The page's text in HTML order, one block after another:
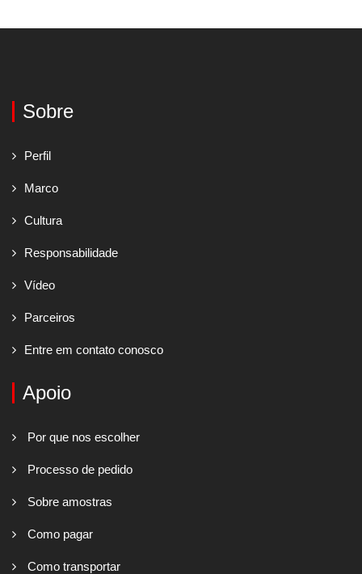
Sobre
Perfil
Marco
Cultura
Responsabilidade
Vídeo
Parceiros
Entre em contato conosco
Apoio
Por que nos escolher
Processo de pedido
Sobre amostras
Como pagar
Como transportar